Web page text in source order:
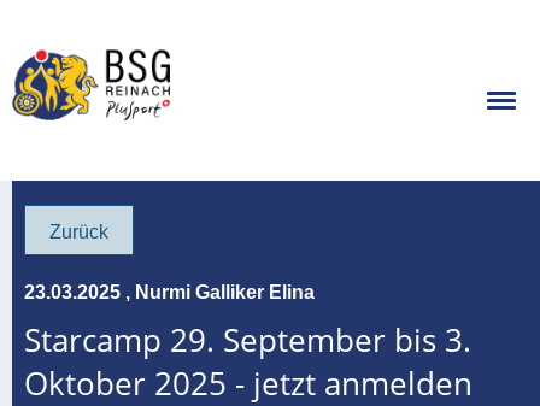
Zurück
23.03.2025 , Nurmi Galliker Elina
Starcamp 29. September bis 3.
Oktober 2025 - jetzt anmelden